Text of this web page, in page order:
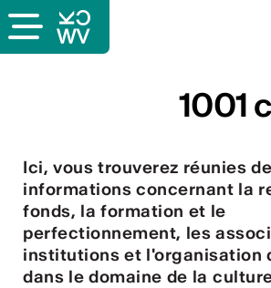
1001
Ici, vous trouverez réunies
informations concernant la
fonds, la formation et le
perfectionnement, les
institutions et l'organisation
dans le domaine de la